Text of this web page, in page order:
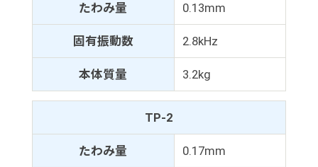
たわみ量 0.13mm
固有振動数 2.8kHz
本体質量 3.2kg
TP-2
たわみ量 0.17mm